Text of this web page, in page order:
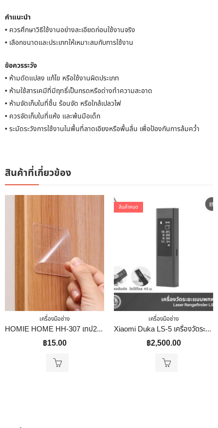
คำแนะนำ
• ควรศึกษาวิธีใช้งานอย่างละเอียดก่อนใช้งานจริง
• เลือกขนาดและประเภทให้เหมาะสมกับการใช้งาน
ข้อควรระวัง
• ห้ามดัดแปลง แก้ไข หรือใช้งานผิดประเภท
• ห้ามใช้สารเคมีที่มีฤทธิ์เป็นกรดหรือด่างทำความสะอาด
• ห้ามจัดเก็บในที่ชื้น ร้อนจัด หรือใกล้เปลวไฟ
• ควรจัดเก็บในที่แห้ง และพ้นมือเด็ก
• ระมัดระวังการใช้งานในพื้นที่ลาดเอียงหรือพื้นลื่น เพื่อป้องกันการล้มคว่ำ
สินค้าที่เกี่ยวข้อง
เครื่องมือช่าง
HOMIE HOME HH-307 เทป2หน้า กาวสองหน้า สติ๊กเกอร์นาโน แปะติดกำแพงแน่น ไม่ต้องเจาะ
฿15.00
สินค้าหมด
เครื่องมือช่าง
Xiaomi Duka LS-5 เครื่องวัดระยะเลเซอร์ Laser Rangefinder 40M ตลับเมตรเลเซอร์ OLEDวัดมุม วัดขนาด เครื่องวัดเลเซอร์
฿2,500.00